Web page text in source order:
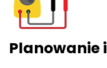
Planowanie